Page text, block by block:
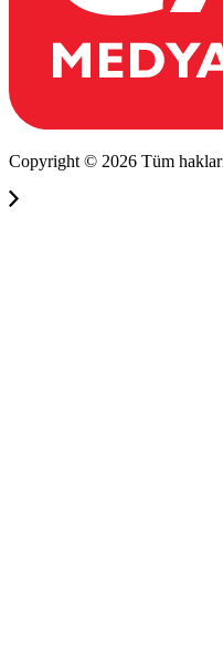
Copyright © 2026 Tüm